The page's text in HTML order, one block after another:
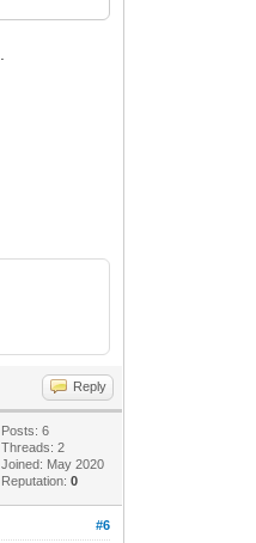
Reply
Posts: 6
Threads: 2
Joined: May 2020
Reputation:0
#6